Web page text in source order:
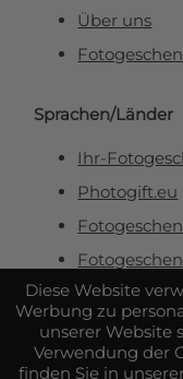
Diese Website
Werbung zu
unserer Website
Verwendung der
finden Sie in
Über uns
Sprachen/Länder
Ihr-
Photogift.eu
Sicher &